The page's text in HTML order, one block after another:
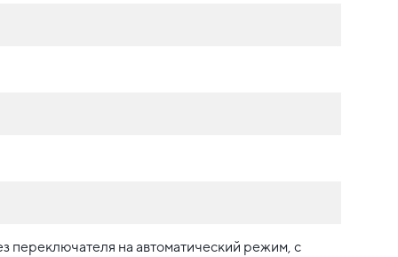
переключателя на автоматический режим, с